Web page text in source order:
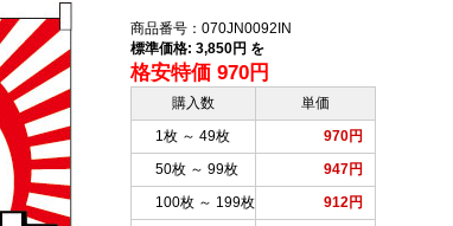
商品番号：070JN0092IN
標準価格: 3,850円 を
格安特価 970円
購入数
単価
1枚 ～ 49枚
970円
50枚 ～ 99枚
947円
100枚 ～ 199枚
912円